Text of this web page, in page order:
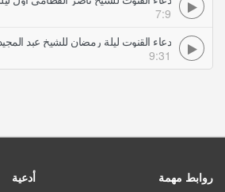
7:9
دعاء القنوت ليلة رمضان للشيخ عبد
9:31
روابط مهمة
أدعية